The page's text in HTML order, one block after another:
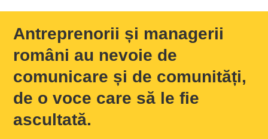
Antreprenorii și managerii
români au nevoie de
comunicare și de comunități,
de o voce care să le fie
ascultată.